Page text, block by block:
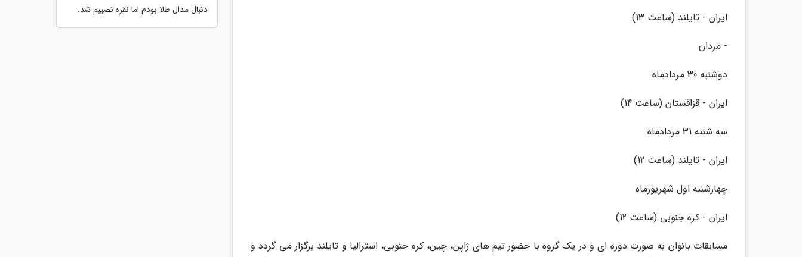
ایران - تایلند (ساعت 13)
- مردان
دوشنبه 30 مردادماه
ایران - قزاقستان (ساعت 14)
سه شنبه 31 مردادماه
ایران - تایلند (ساعت 12)
چهارشنبه اول شهریورماه
ایران - کره جنوبی (ساعت 12)
مسابقات بانوان به صورت دوره ای و در یک گروه با حضور تیم های ژاپن، چین، کره جنوبی، استرالیا و تایلند برگزار می گردد و
دنبال مدال طلا بودم اما نقره نصیبم شد.